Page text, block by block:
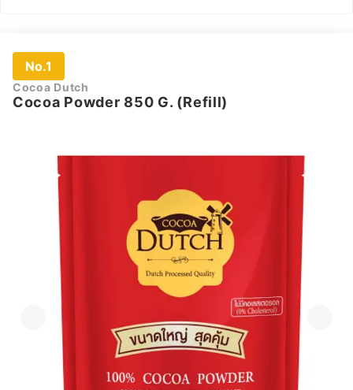
No.1
Cocoa Dutch
Cocoa Powder 850 G. (Refill)